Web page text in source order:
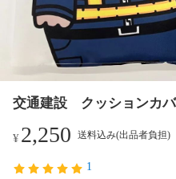
交通建設 クッションカバ
¥2,250 送料込み(出品者負担)
1